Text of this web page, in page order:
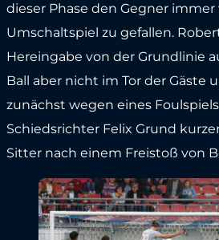
dieser Phase den Gegner
Umschaltspiel zu gefallen.
Hereingabe von der Grundlinie
Ball aber nicht im Tor der Gäste
zunächst wegen eines
Schiedsrichter Felix Grund
Sitter nach einem Freistoß von